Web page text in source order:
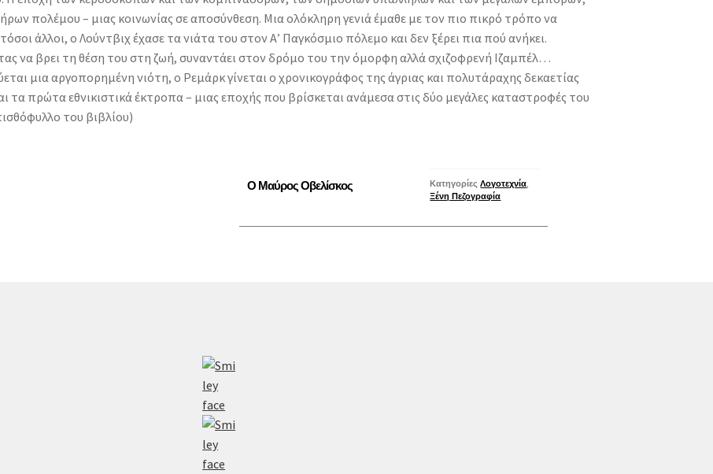
πολέμου – μιας κοινωνίας σε αποσύνθεση. Μια ολόκληρη γενιά έμαθε με τον πιο πικρό τρόπο να
άλλοι, ο Λούντβιχ έχασε τα νιάτα του στον Α’ Παγκόσμιο πόλεμο και δεν ξέρει πια πού ανήκει.
να βρει τη θέση του στη ζωή, συναντάει στον δρόμο του την όμορφη αλλά σχιζοφρενή Ιζαμπέλ…
μια αργοπορημένη νιότη, ο Ρεμάρκ γίνεται ο χρονικογράφος της άγριας και πολυτάραχης δεκαετίας
τα πρώτα εθνικιστικά έκτροπα – μιας εποχής που βρίσκεται ανάμεσα στις δύο μεγάλες καταστροφές του
του βιβλίου)
Ο Μαύρος Οβελίσκος Κατηγορίες Λογοτεχνία
Ξένη Πεζογραφία